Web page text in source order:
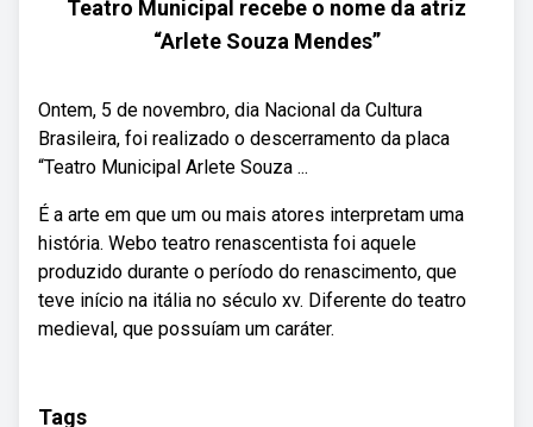
Teatro Municipal recebe o nome da atriz
“Arlete Souza Mendes”
Ontem, 5 de novembro, dia Nacional da Cultura
Brasileira, foi realizado o descerramento da placa
“Teatro Municipal Arlete Souza ...
É a arte em que um ou mais atores interpretam uma
história. Webo teatro renascentista foi aquele
produzido durante o período do renascimento, que
teve início na itália no século xv. Diferente do teatro
medieval, que possuíam um caráter.
Tags